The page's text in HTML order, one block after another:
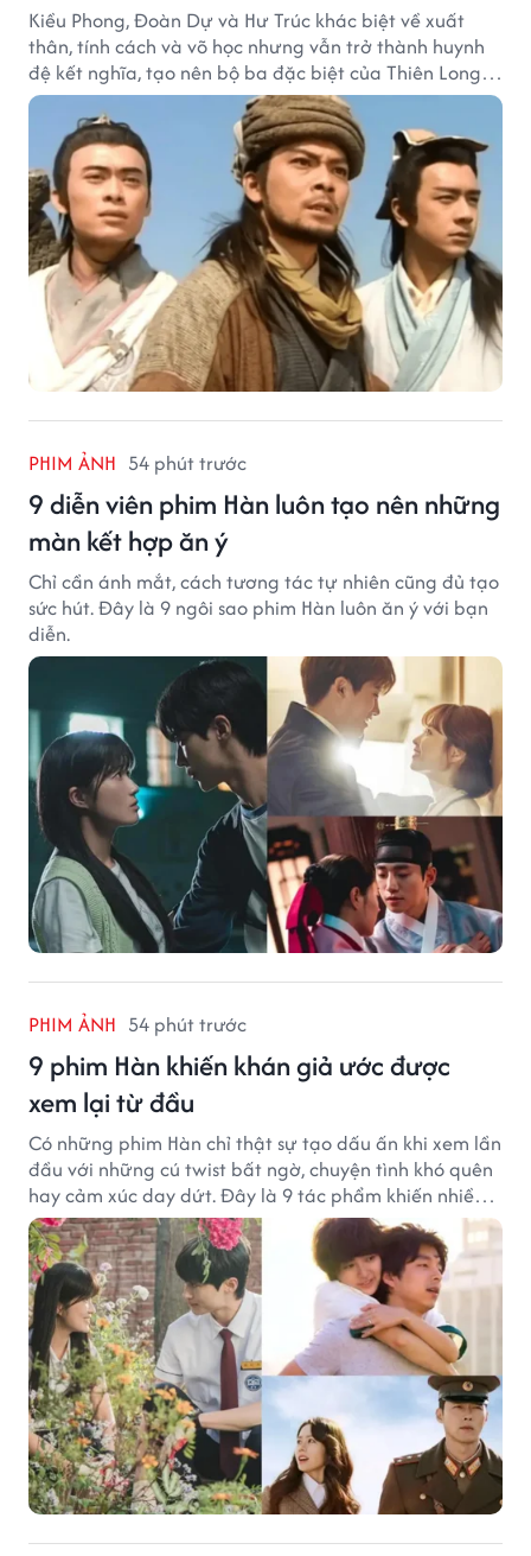
Kiều Phong, Đoàn Dự và Hư Trúc khác biệt về xuất
thân, tính cách và võ học nhưng vẫn trở thành huynh
đệ kết nghĩa, tạo nên bộ ba đặc biệt của Thiên Long
Bát Bộ.
PHIM ẢNH 54 phút trước
9 diễn viên phim Hàn luôn tạo nên những
màn kết hợp ăn ý
Chỉ cần ánh mắt, cách tương tác tự nhiên cũng đủ tạo
sức hút. Đây là 9 ngôi sao phim Hàn luôn ăn ý với bạn
diễn.
PHIM ẢNH 54 phút trước
9 phim Hàn khiến khán giả ước được
xem lại từ đầu
Có những phim Hàn chỉ thật sự tạo dấu ấn khi xem lần
đầu với những cú twist bất ngờ, chuyện tình khó quên
hay cảm xúc day dứt. Đây là 9 tác phẩm khiến nhiều
khán giả ước có thể trải nghiệm lại từ đầu.